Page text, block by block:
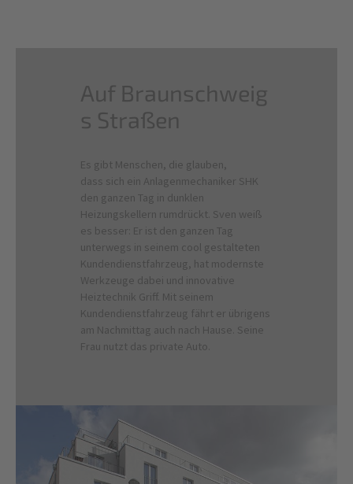
Auf Braunschweig
s Straßen
Es gibt Menschen, die glauben,
dass sich ein Anlagenmechaniker SHK
den ganzen Tag in dunklen
Heizungskellern rumdrückt. Sven weiß
es besser: Er ist den ganzen Tag
unterwegs in seinem cool gestalteten
Kundendienstfahrzeug, hat modernste
Werkzeuge dabei und innovative
Heiztechnik Griff. Mit seinem
Kundendienstfahrzeug fährt er übrigens
am Nachmittag auch nach Hause. Seine
Frau nutzt das private Auto.